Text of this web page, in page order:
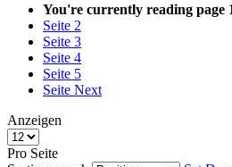
You're currently reading page
Seite 2
Seite 3
Seite 4
Seite 5
Seite Next
Anzeigen
Pro Seite